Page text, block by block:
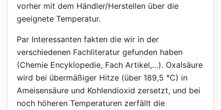
vorher mit dem Händler/Herstellen über die
geeignete Temperatur.
Par Interessanten fakten die wir in der
verschiedenen Fachliteratur gefunden haben
(Chemie Encyklopedie, Fach Artikel,…). Oxalsäure
wird bei übermäßiger Hitze (über 189,5 °C) in
Ameisensäure und Kohlendioxid zersetzt, und bei
noch höheren Temperaturen zerfällt die